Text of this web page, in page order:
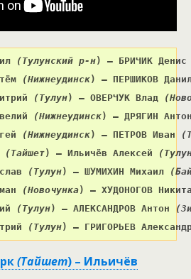
(Тулунский р-н) – БРИЧИК
(Нижнеудинск) – ПЕРШИКОВ
(Тулун) – ОВЕРЧУК Влад
(Нижнеудинск) – ДРЯГИН
(Нижнеудинск) – ПЕТРОВ Иван
(Тайшет) – Ильичёв Алексей
(Тулун) – ШУМИХИН Михаил
(Новочунка) – ХУДОНОГОВ
(Тулун) – АЛЕКСАНДРОВ Антон
(Тулун) – ГРИГОРЬЕВ
(Тайшет) – Ильичёв